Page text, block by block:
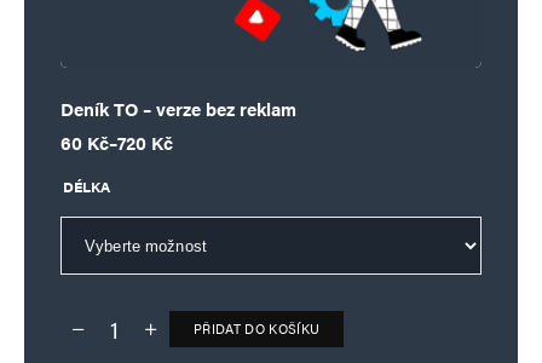
Deník TO – verze bez reklam
60 Kč–720 Kč
Rozpětí cen: 60 Kč až 720 Kč
DÉLKA
Deník TO – verze bez reklam množství
PŘIDAT DO KOŠÍKU